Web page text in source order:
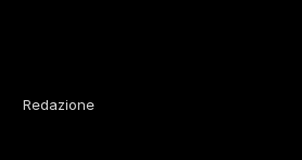
Redazione